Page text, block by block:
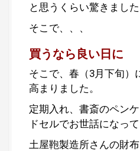
と思うくらい驚きました
そこで、、、
買うなら良い日に
そこで、春（3月下旬）
高まりました。
定期入れ、書斎のペン
ドセルでお世話になっ
土屋鞄製造所さんの財布